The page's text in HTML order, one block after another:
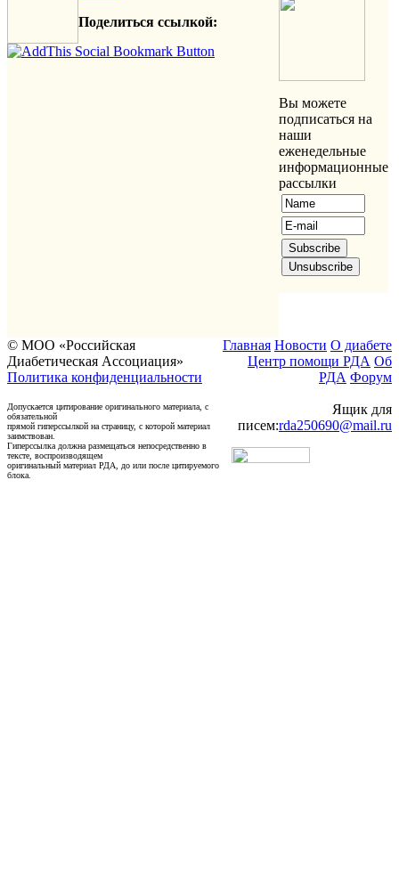
Поделиться ссылкой:
Вы можете
подписаться на
наши
еженедельные
информационные
рассылки
© МОО «Российская
Диабетическая Ассоциация»
Политика конфиденциальности
Допускается цитирование оригинального материала, с
обязательной
прямой гиперссылкой на страницу, с которой материал
заимствован.
Гиперссылка должна размещаться непосредственно в
тексте, воспроизводящем
оригинальный материал РДА, до или после цитируемого
блока.
Главная Новости О диабете
Центр помощи РДА Об
РДА Форум
Ящик для
писем:rda250690@mail.ru